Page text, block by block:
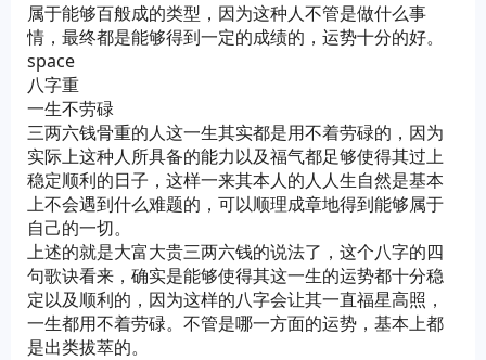
属于能够百般成的类型，因为这种人不管是做什么事
情，最终都是能够得到一定的成绩的，运势十分的好。
space
八字重
一生不劳碌
三两六钱骨重的人这一生其实都是用不着劳碌的，因为
实际上这种人所具备的能力以及福气都足够使得其过上
稳定顺利的日子，这样一来其本人的人人生自然是基本
上不会遇到什么难题的，可以顺理成章地得到能够属于
自己的一切。
上述的就是大富大贵三两六钱的说法了，这个八字的四
句歌诀看来，确实是能够使得其这一生的运势都十分稳
定以及顺利的，因为这样的八字会让其一直福星高照，
一生都用不着劳碌。不管是哪一方面的运势，基本上都
是出类拔萃的。